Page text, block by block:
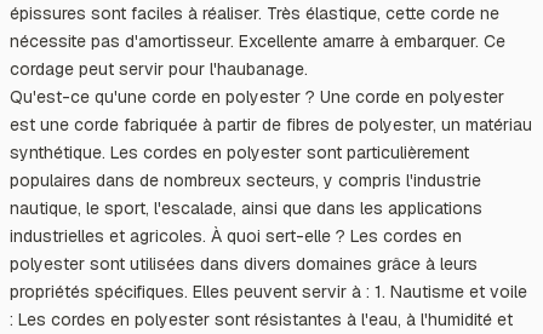
épissures sont faciles à réaliser. Très élastique, cette corde ne
nécessite pas d'amortisseur. Excellente amarre à embarquer. Ce
cordage peut servir pour l'haubanage.
Qu'est-ce qu'une corde en polyester ? Une corde en polyester
est une corde fabriquée à partir de fibres de polyester, un matériau
synthétique. Les cordes en polyester sont particulièrement
populaires dans de nombreux secteurs, y compris l'industrie
nautique, le sport, l'escalade, ainsi que dans les applications
industrielles et agricoles. À quoi sert-elle ? Les cordes en
polyester sont utilisées dans divers domaines grâce à leurs
propriétés spécifiques. Elles peuvent servir à : 1. Nautisme et voile
: Les cordes en polyester sont résistantes à l'eau, à l'humidité et